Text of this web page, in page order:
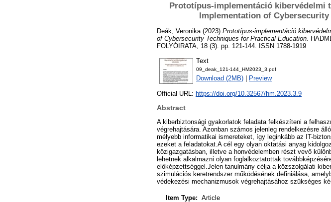
Prototípus-implementáció kibervédelmi
Implementation of
Deák, Veronika (2023) Prototípus-implementáció
of Cybersecurity Techniques for Practical Education.
FOLYÓIRATA, 18 (3). pp. 121-144. ISSN 1788-1919
Text
09_deak_121-144_HM2023_3.pdf
Download (2MB) Preview
Official URL: https://doi.org/10.32567/hm.2023.3.9
Abstract
A kiberbiztonsági gyakorlatok feladata felkészíteni a
végrehajtására. Azonban számos jelenleg rendelkezésre
mélyebb informatikai ismereteket, így leginkább az IT-
ezeket a feladatokat.A cél egy olyan oktatási anyag
közigazgatásban, illetve a honvédelemben részt vevő
lehetnek alkalmazni olyan foglalkoztatottak
előképzettséggel.Jelen tanulmány célja a közszolgálati
szimulációs keretrendszer működésének definiálása,
védekezési mechanizmusok végrehajtásához szükséges
Item Type: Article